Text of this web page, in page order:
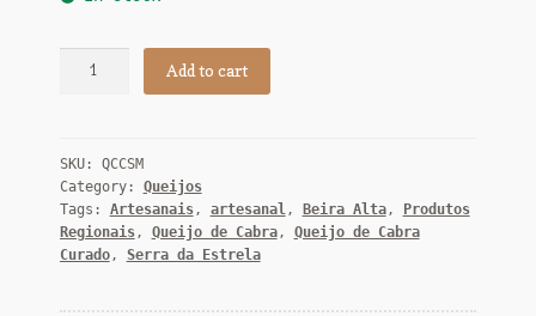
Queijo
Serras
do
Mondego
quantity
Add to cart
SKU: QCCSM
Category: Queijos
Tags: Artesanais, artesanal , Beira Alta,
Produtos
Regionais, Queijo de Cabra, Queijo de Cabra
Curado, Serra da Estrela